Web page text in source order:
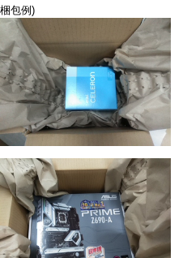
梱包例)